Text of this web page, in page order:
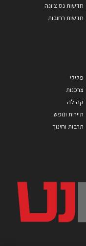
חדשות נס ציונה
חדשות רחובות
פלילי
צרכנות
קהילה
תיירות ונופש
תרבות וחינוך